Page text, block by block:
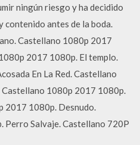
ningún riesgo y ha decidido
antes de la boda.
Castellano 1080p 2017
2017 1080p. El templo.
En La Red. Castellano
1080p 2017 1080p.
2017 1080p. Desnudo.
Salvaje. Castellano 720P